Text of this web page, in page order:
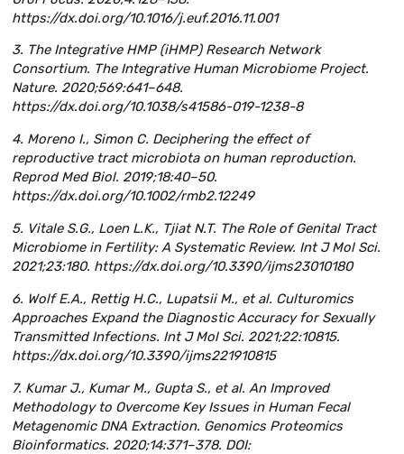
https://dx.doi.org/10.1016/j.euf.2016.11.001
3. The Integrative HMP (iHMP) Research Network
Consortium. The Integrative Human Microbiome Project.
Nature. 2020;569:641–648.
https://dx.doi.org/10.1038/s41586-019-1238-8
4. Moreno I., Simon C. Deciphering the effect of
reproductive tract microbiota on human reproduction.
Reprod Med Biol. 2019;18:40–50.
https://dx.doi.org/10.1002/rmb2.12249
5. Vitale S.G., Loen L.K., Tjiat N.T. The Role of Genital Tract
Microbiome in Fertility: A Systematic Review. Int J Mol Sci.
2021;23:180. https://dx.doi.org/10.3390/ijms23010180
6. Wolf E.A., Rettig H.C., Lupatsii M., et al. Culturomics
Approaches Expand the Diagnostic Accuracy for Sexually
Transmitted Infections. Int J Mol Sci. 2021;22:10815.
https://dx.doi.org/10.3390/ijms221910815
7. Kumar J., Kumar M., Gupta S., et al. An Improved
Methodology to Overcome Key Issues in Human Fecal
Metagenomic DNA Extraction. Genomics Proteomics
Bioinformatics. 2020;14:371–378. DOI: